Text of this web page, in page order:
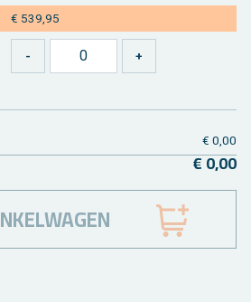
€ 539,95
€ 0,00
€ 0,00